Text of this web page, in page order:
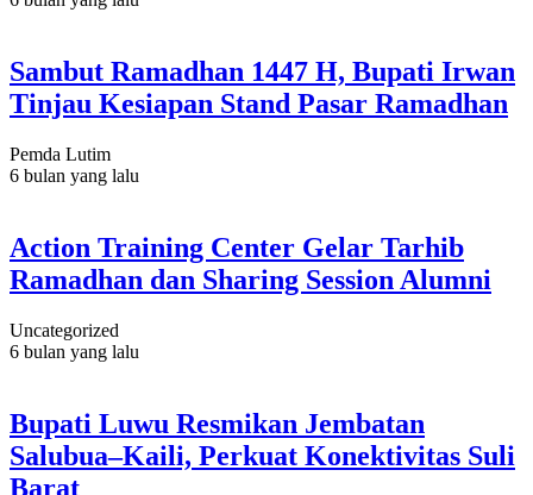
Sambut Ramadhan 1447 H, Bupati Irwan
Tinjau Kesiapan Stand Pasar Ramadhan
Pemda Lutim
6 bulan yang lalu
Action Training Center Gelar Tarhib
Ramadhan dan Sharing Session Alumni
Uncategorized
6 bulan yang lalu
Bupati Luwu Resmikan Jembatan
Salubua–Kaili, Perkuat Konektivitas Suli
Barat